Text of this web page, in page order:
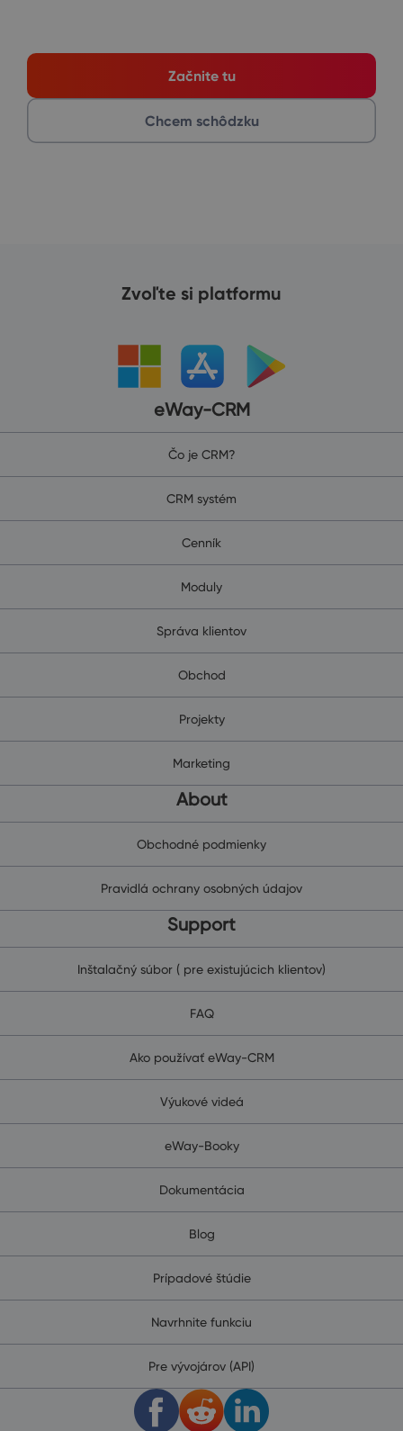
Začnite tu
Chcem schôdzku
Zvoľte si platformu
eWay-CRM
Čo je CRM?
CRM systém
Cenník
Moduly
Správa klientov
Obchod
Projekty
Marketing
About
Obchodné podmienky
Pravidlá ochrany osobných údajov
Support
Inštalačný súbor ( pre existujúcich klientov)
FAQ
Ako používať eWay-CRM
Výukové videá
eWay-Booky
Dokumentácia
Blog
Prípadové štúdie
Navrhnite funkciu
Pre vývojárov (API)